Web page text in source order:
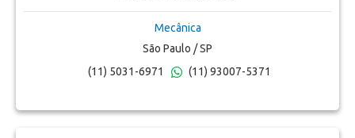
Mecânica
São Paulo / SP
(11) 5031-6971
(11) 93007-5371